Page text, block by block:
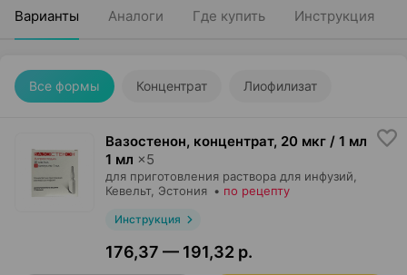
Варианты Аналоги Где купить Инструкция
Все формы Концентрат Лиофилизат
Вазостенон, концентрат, 20 мкг / 1 мл
1 мл ×5
для приготовления раствора для инфузий,
Кевельт, Эстония • по рецепту
Инструкция
176,37 — 191,32 р.